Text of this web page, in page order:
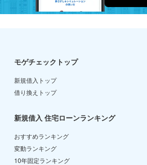
モゲチェックトップ
新規借入トップ
借り換えトップ
新規借入 住宅ローンランキング
おすすめランキング
変動ランキング
10年固定ランキング